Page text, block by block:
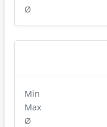
Ø
Min
Max
Ø